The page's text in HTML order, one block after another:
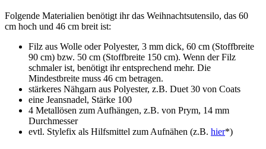
Folgende Materialien benötigt ihr das Weihnachtsutensilo, das 60
cm hoch und 46 cm breit ist:
Filz aus Wolle oder Polyester, 3 mm dick, 60 cm (Stoffbreite
90 cm) bzw. 50 cm (Stoffbreite 150 cm). Wenn der Filz
schmaler ist, benötigt ihr entsprechend mehr. Die
Mindestbreite muss 46 cm betragen.
stärkeres Nähgarn aus Polyester, z.B. Duet 30 von Coats
eine Jeansnadel, Stärke 100
4 Metallösen zum Aufhängen, z.B. von Prym, 14 mm
Durchmesser
evtl. Stylefix als Hilfsmittel zum Aufnähen (z.B. hier*)